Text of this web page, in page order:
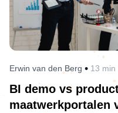
Erwin van den Berg • 13 min
BI demo vs
maatwerkportalen